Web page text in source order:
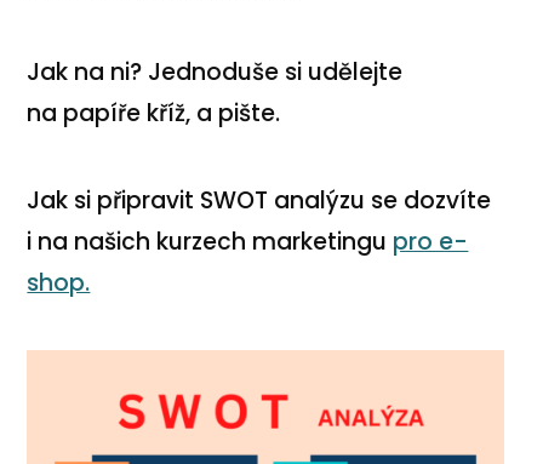
Jak na ni? Jednoduše si udělejte
na papíře kříž, a pište.
Jak si připravit SWOT analýzu se dozvíte
i na našich kurzech marketingu pro e-
shop.